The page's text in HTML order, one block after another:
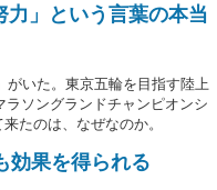
」という言葉の本当
がいた。東京五輪を目指す陸上
ソングランドチャンピオンシ
たのは、なぜなのか。
効果を得られる